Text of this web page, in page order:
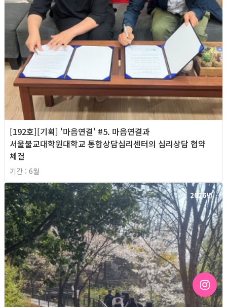
[192호][기획] '마음연결' #5. 마음연결과
서울불교대학원대학교 통합상담심리센터의 심리상담 협약
체결
기간 : 6월
2026년